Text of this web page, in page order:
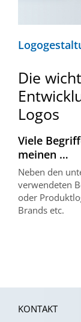
Die
Logos
Viele
meinen …
Neben den
verwendeten
oder
Brands etc.
KONTAKT